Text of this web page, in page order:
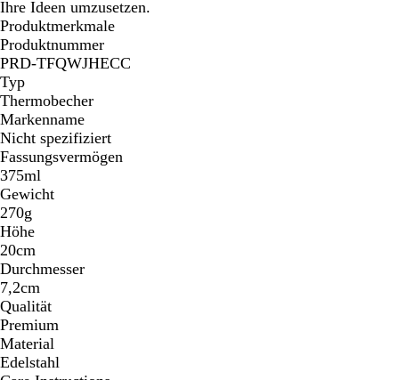
Ihre Ideen umzusetzen.
Produktmerkmale
Produktnummer
PRD-TFQWJHECC
Typ
Thermobecher
Markenname
Nicht spezifiziert
Fassungsvermögen
375ml
Gewicht
270g
Höhe
20cm
Durchmesser
7,2cm
Qualität
Premium
Material
Edelstahl